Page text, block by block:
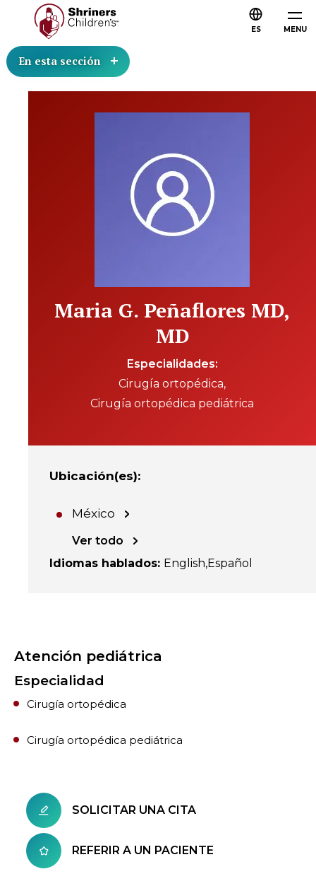
MENU
ES
En esta sección
Maria G. Peñaflores MD,
MD
Especialidades
Cirugía ortopédica
Cirugía ortopédica pediátrica
Ubicación(es):
México
Ver todo
Idiomas hablados: English Español
Atención pediátrica
Especialidad
Cirugía ortopédica
Cirugía ortopédica pediátrica
SOLICITAR UNA CITA
REFERIR A UN PACIENTE